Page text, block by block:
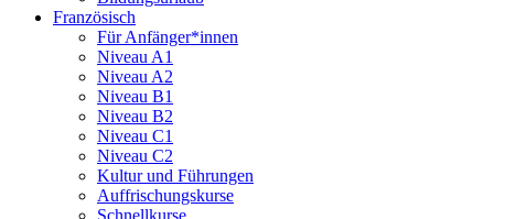
Französisch
Für Anfänger*innen
Niveau A1
Niveau A2
Niveau B1
Niveau B2
Niveau C1
Niveau C2
Kultur und Führungen
Auffrischungskurse
Schnellkurse